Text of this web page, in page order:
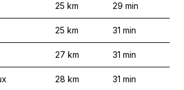
25 km 29 min
25 km 31 min
27 km 31 min
28 km 31 min